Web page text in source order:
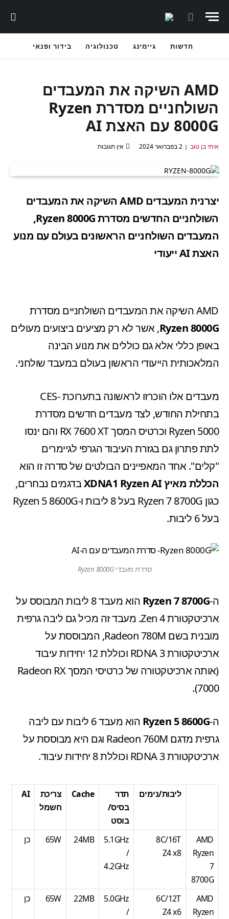
חדשות גיימינג טכנולוגיה בידור ופנאי
AMD השיקה את המעבדים
השולחניים מסדרת Ryzen
8000G עם האצת AI
איתי בן טוב 2 בפברואר 2024 אין תגובות
יצרנית המעבדים AMD השיקה את המעבדים
השולחניים החדשים מסדרת Ryzen 8000G,
המעבדים השולחניים הראשונים בעולם עם מנוע
האצת AI ייעודי
AMD השיקה את המעבדים השולחניים מסדרת
Ryzen 8000G, אשר לא רק מציעים ביצועים מעולים
באופן כללי אלא גם כוללים את מנוע הבינה
המלאכותית הייעודי הראשון בעולם במעבד שולחני.
מעבדים אלו הוכרזו לראשונה בתערוכת -CES
בתחילת החודש, לצד מעבדים חדשים מסדרת
Ryzen 5000 וכרטיס המסך RX 7600 XT והם ינסו
לתת פתרון גם בגזרת העיבוד הגרפי לגיימרים
"קלים". אחד המאפיינים הבולטים של סדרה זו הוא
הכללת מאיץ XDNA1 Ryzen AI
בדגמים נבחרים,
כגון Ryzen 7 8700G בעל 8 ליבות ו-Ryzen 5 8600G
בעל 6 ליבות.
סדרת מעבדי Ryzen 8000G
ה-Ryzen 7 8700G
הוא מעבד 8 ליבות המבוסס על
ארכיטקטורת Zen 4. מעבד זה מכיל גם ליבה גרפית
מובנית בשם Radeon 780M, המבוססת על
ארכיטקטורת RDNA 3 וכוללת 12 יחידות עיבוד
(אותה ארכיטקטורה שלכרטיסי המסךRadeon RX
7000).
ה-Ryzen 5 8600G
הוא מעבד 6 ליבות עם ליבה
גרפית מדגם Radeon 760M וגם היא מבוססת על
ארכיטקטורת RDNA 3 וכוללת 8 יחידות עיבוד.
ליבות/נימים
תדר
בסיס/
בוסט
Cache
צריכת
חשמל
AI
AMD
Ryzen
7
8700G
8C/16T
Z4 x8
5.1GHz
/
4.2GHz
24MB
65W כן
AMD
Ryzen
6C/12T
Z4 x6
5.0GHz
/
22MB
65W כן